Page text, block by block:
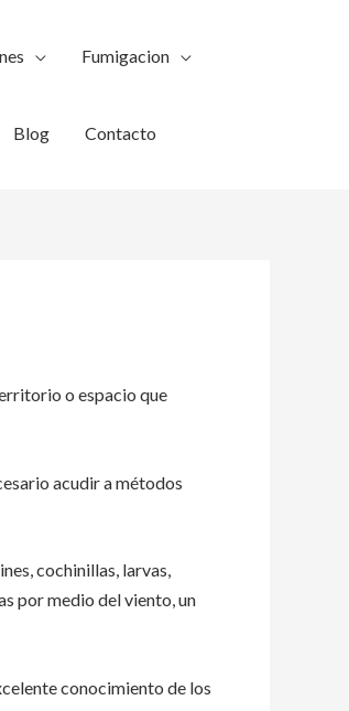
Fumigacion
Blog Contacto
o espacio que
acudir a métodos
cochinillas, larvas,
por medio del viento, un
conocimiento de los